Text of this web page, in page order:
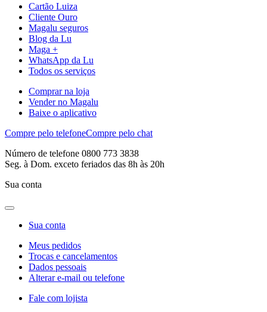
Cartão Luiza
Cliente Ouro
Magalu seguros
Blog da Lu
Maga +
WhatsApp da Lu
Todos os serviços
Comprar na loja
Vender no Magalu
Baixe o aplicativo
Compre pelo telefoneCompre pelo chat
Número de telefone 0800 773 3838
Seg. à Dom. exceto feriados das 8h às 20h
Sua conta
Sua conta
Meus pedidos
Trocas e cancelamentos
Dados pessoais
Alterar e-mail ou telefone
Fale com lojista